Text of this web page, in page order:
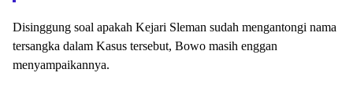
Disinggung soal apakah Kejari Sleman sudah mengantongi nama
tersangka dalam Kasus tersebut, Bowo masih enggan
menyampaikannya.